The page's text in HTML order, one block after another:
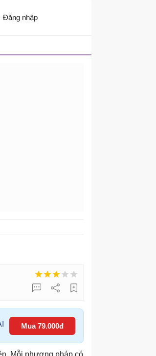
Đăng nhập
Mua 79.000đ
Mỗi phương pháp có